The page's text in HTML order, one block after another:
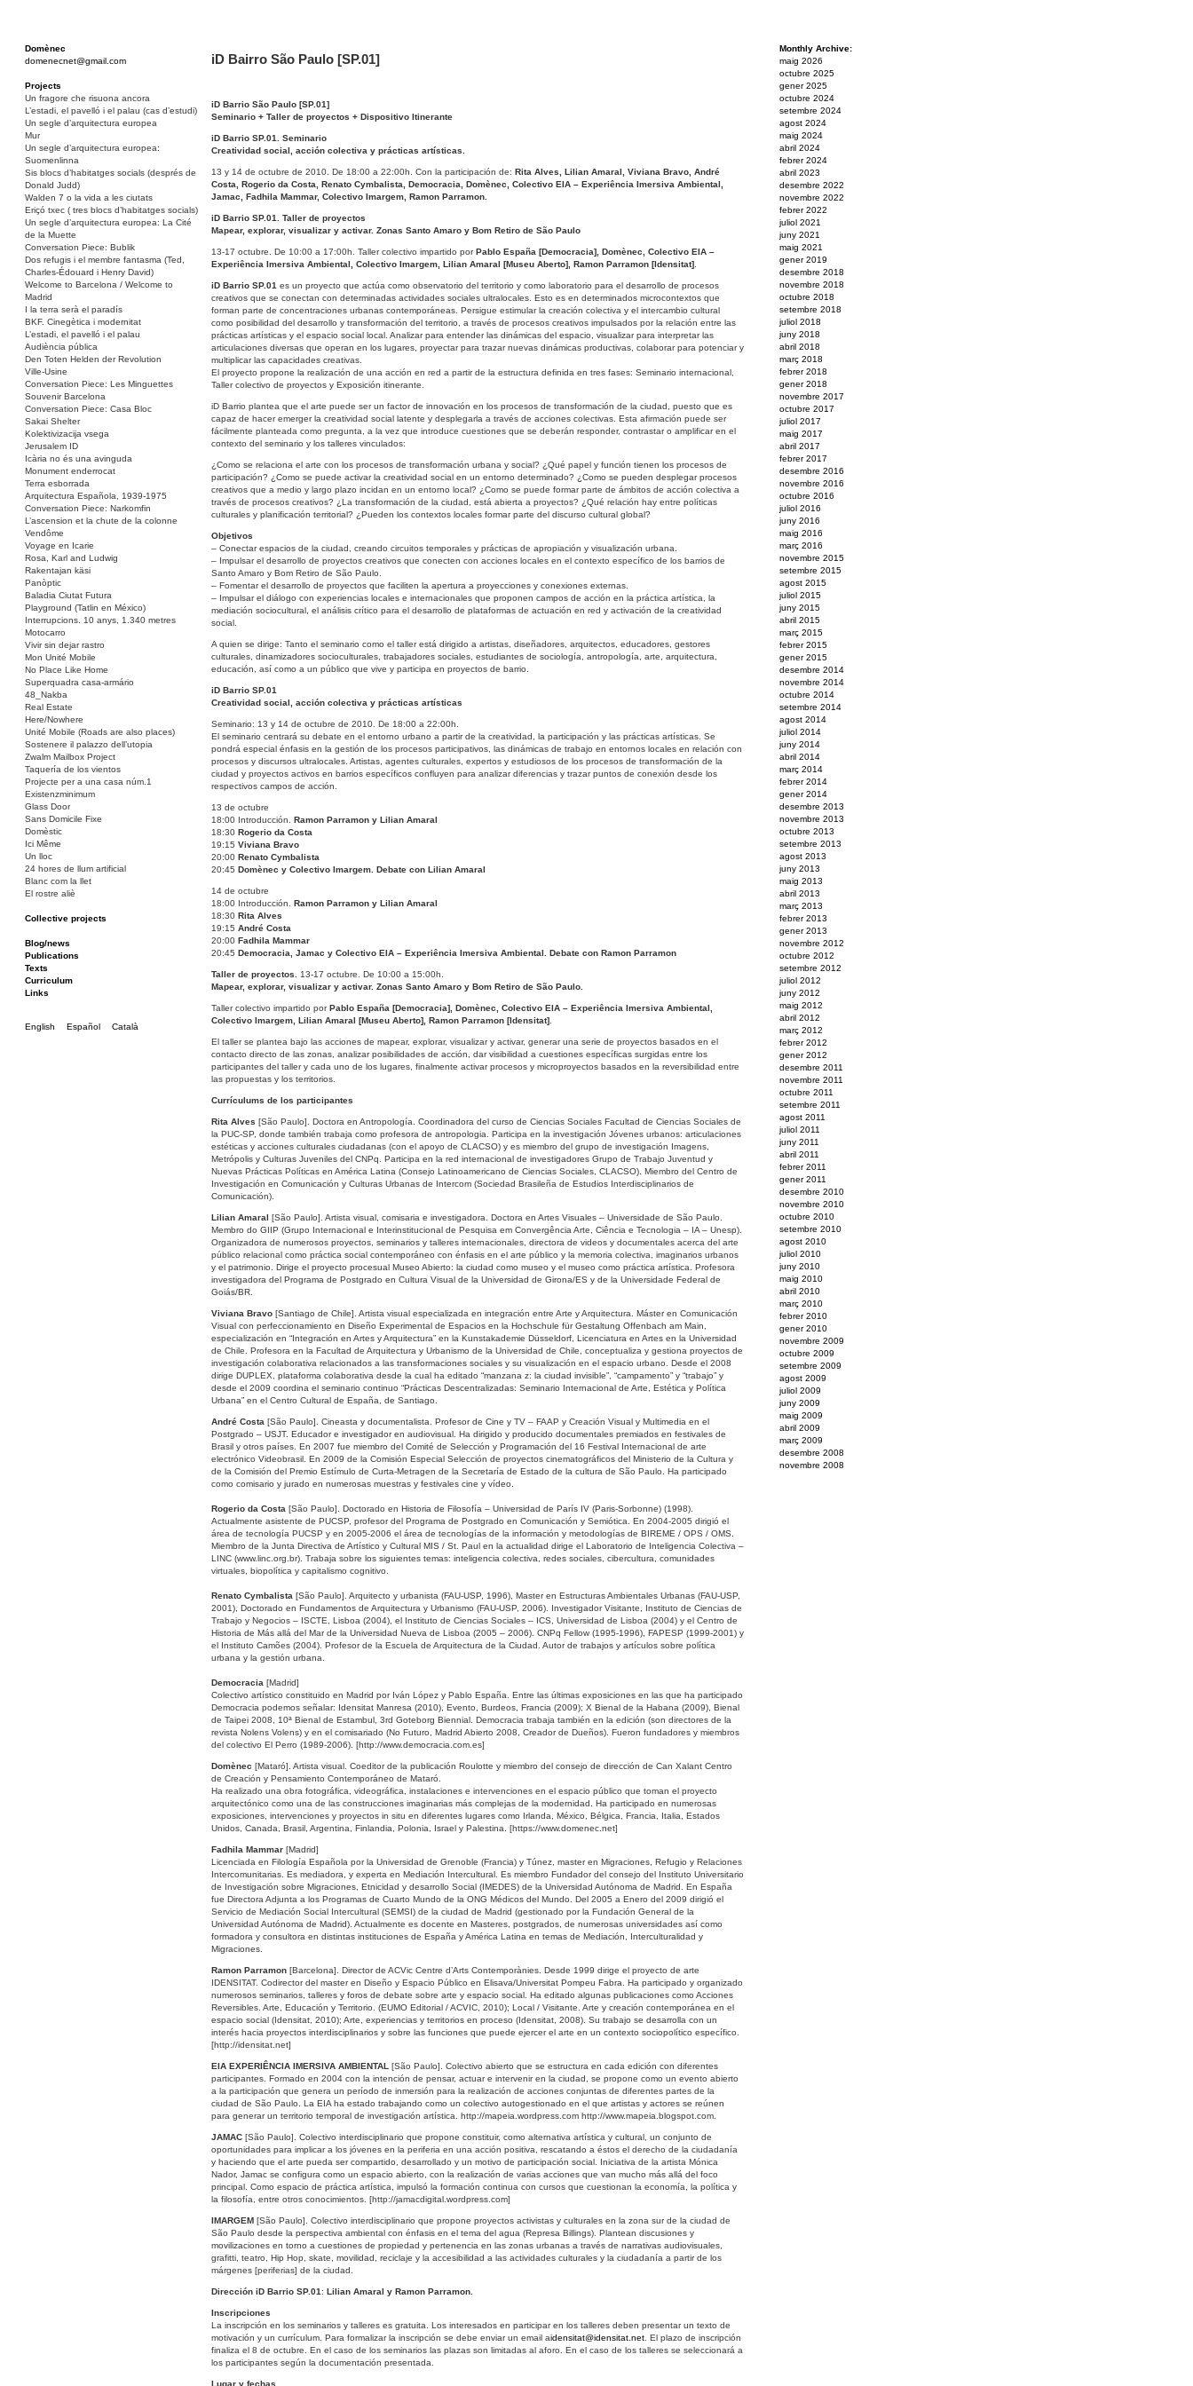
Domènec
domenecnet@gmail.com
Projects
Un fragore che risuona ancora
L’estadi, el pavelló i el palau (cas d’estudi)
Un segle d’arquitectura europea
Mur
Un segle d’arquitectura europea:
Suomenlinna
Sis blocs d’habitatges socials (després de
Donald Judd)
Walden 7 o la vida a les ciutats
Eriçó txec ( tres blocs d’habitatges socials)
Un segle d’arquitectura europea: La Cité
de la Muette
Conversation Piece: Bublik
Dos refugis i el membre fantasma (Ted,
Charles-Édouard i Henry David)
Welcome to Barcelona / Welcome to
Madrid
I la terra serà el paradís
BKF. Cinegètica i modernitat
L’estadi, el pavelló i el palau
Audiència pública
Den Toten Helden der Revolution
Ville-Usine
Conversation Piece: Les Minguettes
Souvenir Barcelona
Conversation Piece: Casa Bloc
Sakai Shelter
Kolektivizacija vsega
Jerusalem ID
Icària no és una avinguda
Monument enderrocat
Terra esborrada
Arquitectura Española, 1939-1975
Conversation Piece: Narkomfin
L’ascension et la chute de la colonne
Vendôme
Voyage en Icarie
Rosa, Karl and Ludwig
Rakentajan käsi
Panòptic
Baladia Ciutat Futura
Playground (Tatlin en México)
Interrupcions. 10 anys, 1.340 metres
Motocarro
Vivir sin dejar rastro
Mon Unité Mobile
No Place Like Home
Superquadra casa-armário
48_Nakba
Real Estate
Here/Nowhere
Unité Mobile (Roads are also places)
Sostenere il palazzo dell’utopia
Zwalm Mailbox Project
Taquería de los vientos
Projecte per a una casa núm.1
Existenzminimum
Glass Door
Sans Domicile Fixe
Domèstic
Ici Même
Un lloc
24 hores de llum artificial
Blanc com la llet
El rostre aliè
Collective projects
Bakunin 86
Ciza Muzej
Roulotte
Canòdrom/Canòdrom
ON Prat
Blog/news
Publications
Texts
Curriculum
Links
English Español Català
iD Bairro São Paulo [SP.01]
iD Barrio São Paulo [SP.01]
Seminario + Taller de proyectos + Dispositivo Itinerante
iD Barrio SP.01. Seminario
Creatividad social, acción colectiva y prácticas artísticas.
13 y 14 de octubre de 2010. De 18:00 a 22:00h. Con la participación de: Rita Alves, Lilian Amaral, Viviana Bravo, André
Costa, Rogerio da Costa, Renato Cymbalista, Democracia, Domènec, Colectivo EIA – Experiência Imersiva Ambiental,
Jamac, Fadhila Mammar, Colectivo Imargem, Ramon Parramon.
iD Barrio SP.01. Taller de proyectos
Mapear, explorar, visualizar y activar. Zonas Santo Amaro y Bom Retiro de São Paulo
13-17 octubre. De 10:00 a 17:00h. Taller colectivo impartido porPablo España [Democracia], Domènec, Colectivo EIA –
Experiência Imersiva Ambiental, Colectivo Imargem, Lilian Amaral [Museu Aberto], Ramon Parramon [Idensitat]
iD Barrio SP.01 es un proyecto que actúa como observatorio del territorio y como laboratorio para el desarrollo de procesos
creativos que se conectan con determinadas actividades sociales ultralocales. Esto es en determinados microcontextos que
forman parte de concentraciones urbanas contemporáneas. Persigue estimular la creación colectiva y el intercambio cultural
como posibilidad del desarrollo y transformación del territorio, a través de procesos creativos impulsados por la relación entre las
prácticas artísticas y el espacio social local. Analizar para entender las dinámicas del espacio, visualizar para interpretar las
articulaciones diversas que operan en los lugares, proyectar para trazar nuevas dinámicas productivas, colaborar para potenciar y
multiplicar las capacidades creativas.
El proyecto propone la realización de una acción en red a partir de la estructura definida en tres fases: Seminario internacional,
Taller colectivo de proyectos y Exposición itinerante.
iD Barrio plantea que el arte puede ser un factor de innovación en los procesos de transformación de la ciudad, puesto que es
capaz de hacer emerger la creatividad social latente y desplegarla a través de acciones colectivas. Esta afirmación puede ser
fácilmente planteada como pregunta, a la vez que introduce cuestiones que se deberán responder, contrastar o amplificar en el
contexto del seminario y los talleres vinculados:
¿Como se relaciona el arte con los procesos de transformación urbana y social? ¿Qué papel y función tienen los procesos de
participación? ¿Como se puede activar la creatividad social en un entorno determinado? ¿Como se pueden desplegar procesos
creativos que a medio y largo plazo incidan en un entorno local? ¿Como se puede formar parte de ámbitos de acción colectiva a
través de procesos creativos? ¿La transformación de la ciudad, está abierta a proyectos? ¿Qué relación hay entre políticas
culturales y planificación territorial? ¿Pueden los contextos locales formar parte del discurso cultural global?
Objetivos
– Conectar espacios de la ciudad, creando circuitos temporales y prácticas de apropiación y visualización urbana.
– Impulsar el desarrollo de proyectos creativos que conecten con acciones locales en el contexto específico de los barrios de
Santo Amaro y Bom Retiro de São Paulo.
– Fomentar el desarrollo de proyectos que faciliten la apertura a proyecciones y conexiones externas.
– Impulsar el diálogo con experiencias locales e internacionales que proponen campos de acción en la práctica artística, la
mediación sociocultural, el análisis crítico para el desarrollo de plataformas de actuación en red y activación de la creatividad
social.
A quien se dirige: Tanto el seminario como el taller está dirigido a artistas, diseñadores, arquitectos, educadores, gestores
culturales, dinamizadores socioculturales, trabajadores sociales, estudiantes de sociología, antropología, arte, arquitectura,
educación, así como a un público que vive y participa en proyectos de barrio.
iD Barrio SP.01
Creatividad social, acción colectiva y prácticas artísticas
Seminario: 13 y 14 de octubre de 2010. De 18:00 a 22:00h.
El seminario centrará su debate en el entorno urbano a partir de la creatividad, la participación y las prácticas artísticas. Se
pondrá especial énfasis en la gestión de los procesos participativos, las dinámicas de trabajo en entornos locales en relación con
procesos y discursos ultralocales. Artistas, agentes culturales, expertos y estudiosos de los procesos de transformación de la
ciudad y proyectos activos en barrios específicos confluyen para analizar diferencias y trazar puntos de conexión desde los
respectivos campos de acción.
13 de octubre
18:00 Introducción. Ramon Parramon y Lilian Amaral
18:30 Rogerio da Costa
19:15 Viviana Bravo
20:00 Renato Cymbalista
20:45 Domènec y Colectivo Imargem. Debate con Lilian Amaral
14 de octubre
18:00 Introducción. Ramon Parramon y Lilian Amaral
18:30 Rita Alves
19:15 André Costa
20:00 Fadhila Mammar
20:45 Democracia, Jamac y Colectivo EIA – Experiência Imersiva Ambiental. Debate con Ramon Parramon
Taller de proyectos. 13-17 octubre. De 10:00 a 15:00h.
Mapear, explorar, visualizar y activar. Zonas Santo Amaro y Bom Retiro de São Paulo.
Taller colectivo impartido porPablo España [Democracia], Domènec, Colectivo EIA – Experiência Imersiva Ambiental,
Colectivo Imargem, Lilian Amaral [Museu Aberto], Ramon Parramon [Idensitat]
El taller se plantea bajo las acciones de mapear, explorar, visualizar y activar, generar una serie de proyectos basados en el
contacto directo de las zonas, analizar posibilidades de acción, dar visibilidad a cuestiones específicas surgidas entre los
participantes del taller y cada uno de los lugares, finalmente activar procesos y microproyectos basados en la reversibilidad entre
las propuestas y los territorios.
Currículums de los participantes
Rita Alves [São Paulo]. Doctora en Antropología. Coordinadora del curso de Ciencias Sociales Facultad de Ciencias Sociales de
la PUC-SP, donde también trabaja como profesora de antropologia. Participa en la investigación Jóvenes urbanos: articulaciones
estéticas y acciones culturales ciudadanas (con el apoyo de CLACSO) y es miembro del grupo de investigación Imagens,
Metrópolis y Culturas Juveniles del CNPq. Participa en la red internacional de investigadores Grupo de Trabajo Juventud y
Nuevas Prácticas Políticas en América Latina (Consejo Latinoamericano de Ciencias Sociales, CLACSO). Miembro del Centro de
Investigación en Comunicación y Culturas Urbanas de Intercom (Sociedad Brasileña de Estudios Interdisciplinarios de
Comunicación).
Lilian Amaral [São Paulo]. Artista visual, comisaria e investigadora. Doctora en Artes Visuales – Universidade de São Paulo.
Membro do GIIP (Grupo Internacional e Interinstitucional de Pesquisa em Convergência Arte, Ciência e Tecnologia – IA – Unesp).
Organizadora de numerosos proyectos, seminarios y talleres internacionales, directora de videos y documentales acerca del arte
público relacional como práctica social contemporáneo con énfasis en el arte público y la memoria colectiva, imaginarios urbanos
y el patrimonio. Dirige el proyecto procesual Museo Abierto: la ciudad como museo y el museo como práctica artística. Profesora
investigadora del Programa de Postgrado en Cultura Visual de la Universidad de Girona/ES y de la Universidade Federal de
Goiás/BR.
Viviana Bravo [Santiago de Chile]. Artista visual especializada en integración entre Arte y Arquitectura. Máster en Comunicación
Visual con perfeccionamiento en Diseño Experimental de Espacios en la Hochschule für Gestaltung Offenbach am Main,
especialización en “Integración en Artes y Arquitectura” en la Kunstakademie Düsseldorf, Licenciatura en Artes en la Universidad
de Chile. Profesora en la Facultad de Arquitectura y Urbanismo de la Universidad de Chile, conceptualiza y gestiona proyectos de
investigación colaborativa relacionados a las transformaciones sociales y su visualización en el espacio urbano. Desde el 2008
dirige DUPLEX, plataforma colaborativa desde la cual ha editado “manzana z: la ciudad invisible”, “campamento” y “trabajo” y
desde el 2009 coordina el seminario continuo “Prácticas Descentralizadas: Seminario Internacional de Arte, Estética y Política
Urbana” en el Centro Cultural de España, de Santiago.
André Costa [São Paulo]. Cineasta y documentalista. Profesor de Cine y TV – FAAP y Creación Visual y Multimedia en el
Postgrado – USJT. Educador e investigador en audiovisual. Ha dirigido y producido documentales premiados en festivales de
Brasil y otros países. En 2007 fue miembro del Comité de Selección y Programación del 16 Festival Internacional de arte
electrónico Videobrasil. En 2009 de la Comisión Especial Selección de proyectos cinematográficos del Ministerio de la Cultura y
de la Comisión del Premio Estímulo de Curta-Metragen de la Secretaría de Estado de la cultura de São Paulo. Ha participado
como comisario y jurado en numerosas muestras y festivales cine y vídeo.
Rogerio da Costa [São Paulo]. Doctorado en Historia de Filosofía – Universidad de París IV (Paris-Sorbonne) (1998).
Actualmente asistente de PUCSP, profesor del Programa de Postgrado en Comunicación y Semiótica. En 2004-2005 dirigió el
área de tecnología PUCSP y en 2005-2006 el área de tecnologías de la información y metodologías de BIREME / OPS / OMS.
Miembro de la Junta Directiva de Artístico y Cultural MIS / St. Paul en la actualidad dirige el Laboratorio de Inteligencia Colectiva –
LINC (www.linc.org.br). Trabaja sobre los siguientes temas: inteligencia colectiva, redes sociales, cibercultura, comunidades
virtuales, biopolítica y capitalismo cognitivo.
Renato Cymbalista [São Paulo]. Arquitecto y urbanista (FAU-USP, 1996), Master en Estructuras Ambientales Urbanas (FAU-USP,
2001), Doctorado en Fundamentos de Arquitectura y Urbanismo (FAU-USP, 2006). Investigador Visitante, Instituto de Ciencias de
Trabajo y Negocios – ISCTE, Lisboa (2004), el Instituto de Ciencias Sociales – ICS, Universidad de Lisboa (2004) y el Centro de
Historia de Más allá del Mar de la Universidad Nueva de Lisboa (2005 – 2006). CNPq Fellow (1995-1996), FAPESP (1999-2001) y
el Instituto Camões (2004). Profesor de la Escuela de Arquitectura de la Ciudad. Autor de trabajos y artículos sobre política
urbana y la gestión urbana.
Democracia [Madrid]
Colectivo artístico constituido en Madrid por Iván López y Pablo España. Entre las últimas exposiciones en las que ha participado
Democracia podemos señalar: Idensitat Manresa (2010), Evento, Burdeos, Francia (2009); X Bienal de la Habana (2009), Bienal
de Taipei 2008, 10ª Bienal de Estambul, 3rd Goteborg Biennial. Democracia trabaja también en la edición (son directores de la
revista Nolens Volens) y en el comisariado (No Futuro, Madrid Abierto 2008, Creador de Dueños). Fueron fundadores y miembros
del colectivo El Perro (1989-2006). [http://www.democracia.com.es]
Domènec [Mataró]. Artista visual. Coeditor de la publicación Roulotte y miembro del consejo de dirección de Can Xalant Centro
de Creación y Pensamiento Contemporáneo de Mataró.
Ha realizado una obra fotográfica, videográfica, instalaciones e intervenciones en el espacio público que toman el proyecto
arquitectónico como una de las construcciones imaginarias más complejas de la modernidad. Ha participado en numerosas
exposiciones, intervenciones y proyectos in situ en diferentes lugares como Irlanda, México, Bélgica, Francia, Italia, Estados
Unidos, Canada, Brasil, Argentina, Finlandia, Polonia, Israel y Palestina. [https://www.domenec.net]
Fadhila Mammar [Madrid]
Licenciada en Filología Española por la Universidad de Grenoble (Francia) y Túnez, master en Migraciones, Refugio y Relaciones
Intercomunitarias. Es mediadora, y experta en Mediación Intercultural. Es miembro Fundador del consejo del Instituto Universitario
de Investigación sobre Migraciones, Etnicidad y desarrollo Social (IMEDES) de la Universidad Autónoma de Madrid. En España
fue Directora Adjunta a los Programas de Cuarto Mundo de la ONG Médicos del Mundo. Del 2005 a Enero del 2009 dirigió el
Servicio de Mediación Social Intercultural (SEMSI) de la ciudad de Madrid (gestionado por la Fundación General de la
Universidad Autónoma de Madrid). Actualmente es docente en Masteres, postgrados, de numerosas universidades así como
formadora y consultora en distintas instituciones de España y América Latina en temas de Mediación, Interculturalidad y
Migraciones.
Ramon Parramon [Barcelona]. Director de ACVic Centre d’Arts Contemporànies. Desde 1999 dirige el proyecto de arte
IDENSITAT. Codirector del master en Diseño y Espacio Público en Elisava/Universitat Pompeu Fabra. Ha participado y organizado
numerosos seminarios, talleres y foros de debate sobre arte y espacio social. Ha editado algunas publicaciones como Acciones
Reversibles. Arte, Educación y Territorio. (EUMO Editorial / ACVIC, 2010); Local / Visitante. Arte y creación contemporánea en el
espacio social (Idensitat, 2010); Arte, experiencias y territorios en proceso (Idensitat, 2008). Su trabajo se desarrolla con un
interés hacia proyectos interdisciplinarios y sobre las funciones que puede ejercer el arte en un contexto sociopolítico específico.
[http://idensitat.net]
EIA EXPERIÊNCIA IMERSIVA AMBIENTAL [São Paulo]. Colectivo abierto que se estructura en cada edición con diferentes
participantes. Formado en 2004 con la intención de pensar, actuar e intervenir en la ciudad, se propone como un evento abierto
a la participación que genera un período de inmersión para la realización de acciones conjuntas de diferentes partes de la
ciudad de São Paulo. La EIA ha estado trabajando como un colectivo autogestionado en el que artistas y actores se reúnen
para generar un territorio temporal de investigación artística. http://mapeia.wordpress.com http://www.mapeia.blogspot.com.
JAMAC [São Paulo]. Colectivo interdisciplinario que propone constituir, como alternativa artística y cultural, un conjunto de
oportunidades para implicar a los jóvenes en la periferia en una acción positiva, rescatando a éstos el derecho de la ciudadanía
y haciendo que el arte pueda ser compartido, desarrollado y un motivo de participación social. Iniciativa de la artista Mónica
Nador, Jamac se configura como un espacio abierto, con la realización de varias acciones que van mucho más allá del foco
principal. Como espacio de práctica artística, impulsó la formación continua con cursos que cuestionan la economía, la política y
la filosofía, entre otros conocimientos. [http://jamacdigital.wordpress.com]
IMARGEM [São Paulo]. Colectivo interdisciplinario que propone proyectos activistas y culturales en la zona sur de la ciudad de
São Paulo desde la perspectiva ambiental con énfasis en el tema del agua (Represa Billings). Plantean discusiones y
movilizaciones en torno a cuestiones de propiedad y pertenencia en las zonas urbanas a través de narrativas audiovisuales,
grafitti, teatro, Hip Hop, skate, movilidad, reciclaje y la accesibilidad a las actividades culturales y la ciudadanía a partir de los
márgenes [periferias] de la ciudad.
Dirección iD Barrio SP.01 : Lilian Amaral y Ramon Parramon.
Inscripciones
La inscripción en los seminarios y talleres es gratuita. Los interesados en participar en los talleres deben presentar un texto de
motivación y un currículum. Para formalizar la inscripción se debe enviar un email aidensitat@idensitat.net . El plazo de inscripción
finaliza el 8 de octubre. En el caso de los seminarios las plazas son limitadas al aforo. En el caso de los talleres se seleccionará a
los participantes según la documentación presentada.
Lugar y fechas
Monthly Archive:
maig 2026
octubre 2025
gener 2025
octubre 2024
setembre 2024
agost 2024
maig 2024
abril 2024
febrer 2024
abril 2023
desembre 2022
novembre 2022
febrer 2022
juliol 2021
juny 2021
maig 2021
gener 2019
desembre 2018
novembre 2018
octubre 2018
setembre 2018
juliol 2018
juny 2018
abril 2018
març 2018
febrer 2018
gener 2018
novembre 2017
octubre 2017
juliol 2017
maig 2017
abril 2017
febrer 2017
desembre 2016
novembre 2016
octubre 2016
juliol 2016
juny 2016
maig 2016
març 2016
novembre 2015
setembre 2015
agost 2015
juliol 2015
juny 2015
abril 2015
març 2015
febrer 2015
gener 2015
desembre 2014
novembre 2014
octubre 2014
setembre 2014
agost 2014
juliol 2014
juny 2014
abril 2014
març 2014
febrer 2014
gener 2014
desembre 2013
novembre 2013
octubre 2013
setembre 2013
agost 2013
juny 2013
maig 2013
abril 2013
març 2013
febrer 2013
gener 2013
novembre 2012
octubre 2012
setembre 2012
juliol 2012
juny 2012
maig 2012
abril 2012
març 2012
febrer 2012
gener 2012
desembre 2011
novembre 2011
octubre 2011
setembre 2011
agost 2011
juliol 2011
juny 2011
abril 2011
febrer 2011
gener 2011
desembre 2010
novembre 2010
octubre 2010
setembre 2010
agost 2010
juliol 2010
juny 2010
maig 2010
abril 2010
març 2010
febrer 2010
gener 2010
novembre 2009
octubre 2009
setembre 2009
agost 2009
juliol 2009
juny 2009
maig 2009
abril 2009
març 2009
desembre 2008
novembre 2008